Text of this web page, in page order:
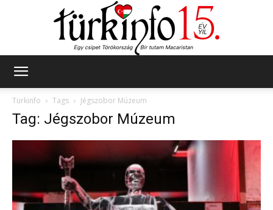
Türkinfo
Tags Jégszobor Múzeum
Tag: Jégszobor Múzeum